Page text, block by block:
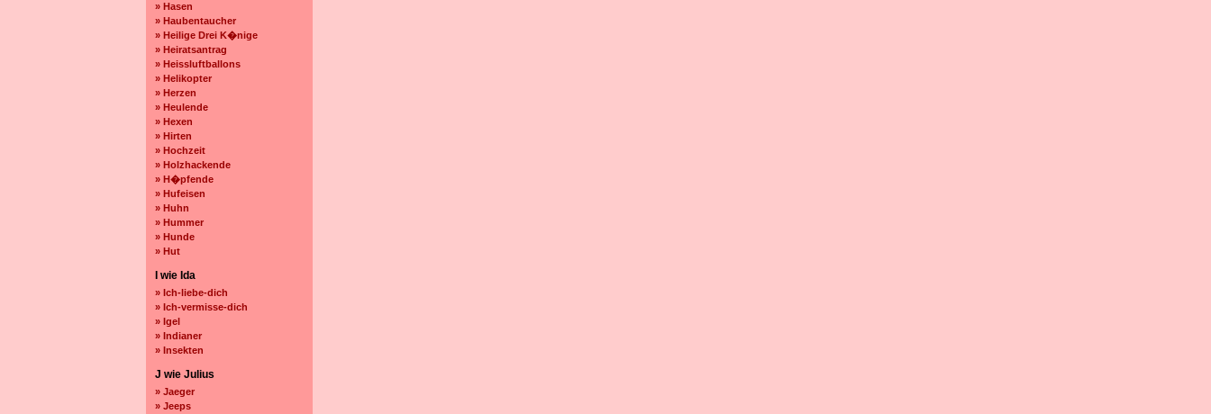
» Hasen
» Haubentaucher
» Heilige Drei K�nige
» Heiratsantrag
» Heissluftballons
» Helikopter
» Herzen
» Heulende
» Hexen
» Hirten
» Hochzeit
» Holzhackende
» H�pfende
» Hufeisen
» Huhn
» Hummer
» Hunde
» Hut
I wie Ida
» Ich-liebe-dich
» Ich-vermisse-dich
» Igel
» Indianer
» Insekten
J wie Julius
» Jaeger
» Jeeps